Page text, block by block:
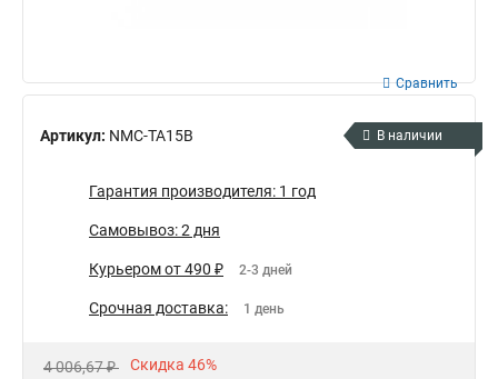
Артикул: NMC-TA15B
Сравнить
В наличии
Гарантия производителя: 1 год
Самовывоз: 2 дня
Курьером от 490 ₽ 2-3 дней
Срочная доставка: 1 день
4 006,67 ₽ Скидка 46%